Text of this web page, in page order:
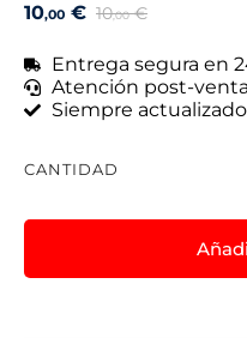
10,00 € 10,00 €
Entrega segura en
Atención post-venta
Siempre actualizado
CANTIDAD